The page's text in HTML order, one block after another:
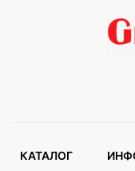
КАТАЛОГ